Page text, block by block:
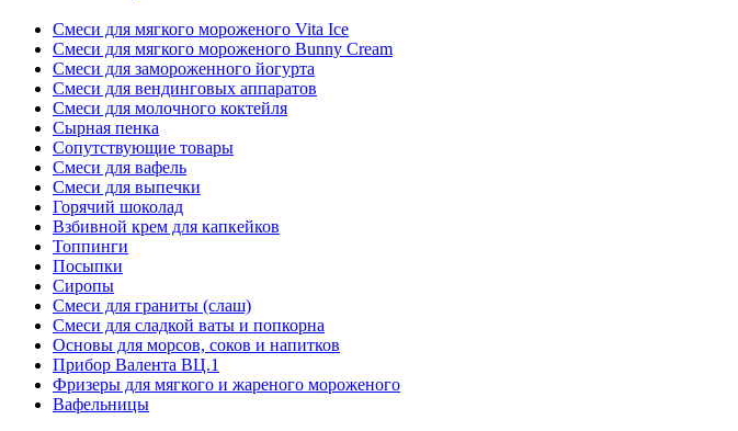
Смеси для мягкого мороженого Vita Ice
Смеси для мягкого мороженого Bunny Cream
Смеси для замороженного йогурта
Смеси для вендинговых аппаратов
Смеси для молочного коктейля
Сырная пенка
Сопутствующие товары
Смеси для вафель
Смеси для выпечки
Горячий шоколад
Взбивной крем для капкейков
Топпинги
Посыпки
Сиропы
Смеси для граниты (слаш)
Смеси для сладкой ваты и попкорна
Основы для морсов, соков и напитков
Прибор Валента ВЦ.1
Фризеры для мягкого и жареного мороженого
Вафельницы